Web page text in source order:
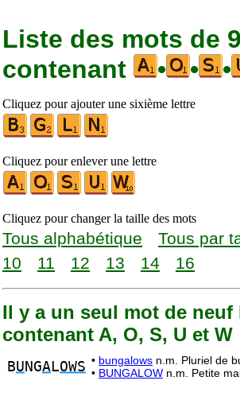
Liste des mots de
contenant
• • •
Cliquez pour ajouter une sixième lettre
Cliquez pour enlever une lettre
Cliquez pour changer la taille des mots
Tous alphabétique Tous par
10
11 12 13 14 16
Il y a un seul mot de neuf
contenant A, O, S, U et W
BU NGALOWS • bungalows n.m. Pluriel de
• BUNGALOW n.m. Petite